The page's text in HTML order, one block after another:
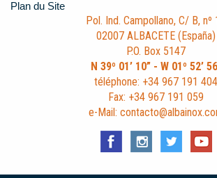
Plan du Site
Pol. Ind. Campollano, C/ B, nº
02007 ALBACETE (España)
P.O. Box 5147
N 39º 01’ 10” - W 01º 52’
téléphone: +34 967 191 404
Fax: +34 967 191 059
e-Mail: